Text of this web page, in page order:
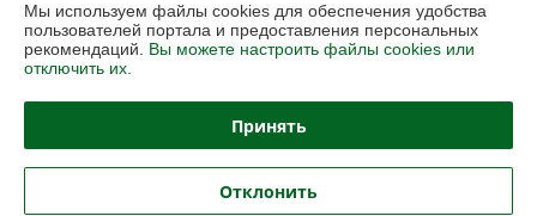
18.06.2026
Покупатель
Мы используем файлы cookies для обеспечения удобства
пользователей портала и предоставления персональных
рекомендаций. Вы можете настроить файлы cookies или
отключить их.
Принять
Отклонить